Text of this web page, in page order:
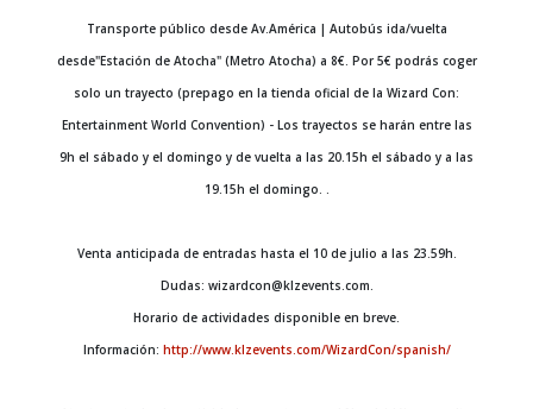
Transporte público desde Av.América | Autobús ida/vuelta
desde"Estación de Atocha" (Metro Atocha) a 8€. Por 5€ podrás coger
solo un trayecto (prepago en la tienda oficial de la Wizard Con:
Entertainment World Convention) - Los trayectos se harán entre las
9h el sábado y el domingo y de vuelta a las 20.15h el sábado y a las
19.15h el domingo. .
Venta anticipada de entradas hasta el 10 de julio a las 23.59h.
Dudas: wizardcon@klzevents.com.
Horario de actividades disponible en breve.
Información: http://www.klzevents.com/WizardCon/spanish/